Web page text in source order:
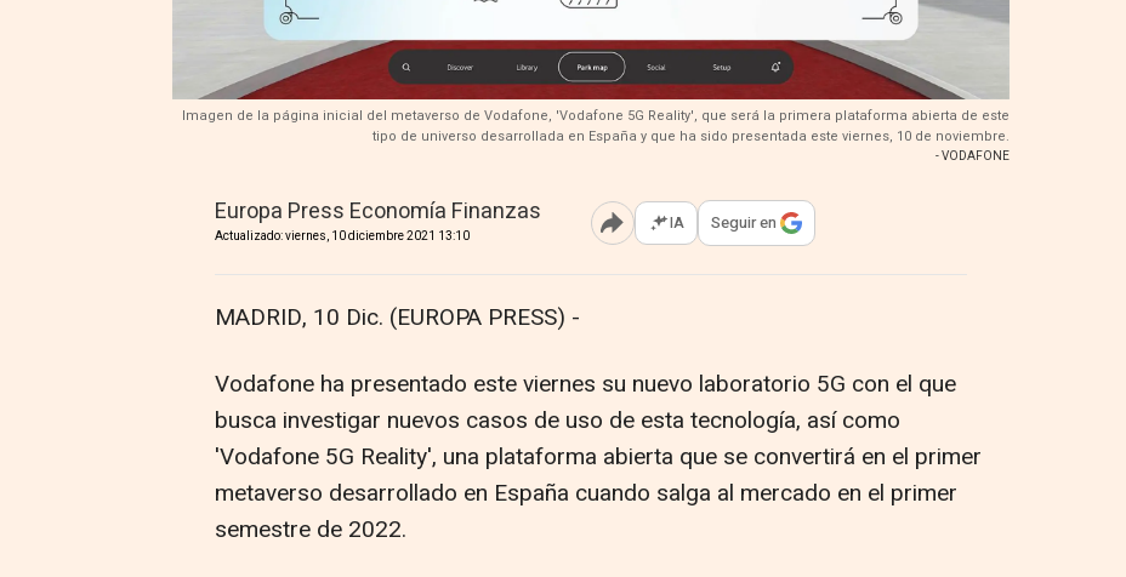
Imagen de la página inicial del metaverso de Vodafone, 'Vodafone 5G Reality', que será la primera plataforma abierta de este
tipo de universo desarrollada en España y que ha sido presentada este viernes, 10 de noviembre.
- VODAFONE
Europa Press Economía Finanzas
Actualizado: viernes, 10 diciembre 2021 13:10 Abrir opciones para compartir
IA Seguir en
MADRID, 10 Dic. (EUROPA PRESS) -
Vodafone ha presentado este viernes su nuevo laboratorio 5G con el que
busca investigar nuevos casos de uso de esta tecnología, así como
'Vodafone 5G Reality', una plataforma abierta que se convertirá en el primer
metaverso desarrollado en España cuando salga al mercado en el primer
semestre de 2022.